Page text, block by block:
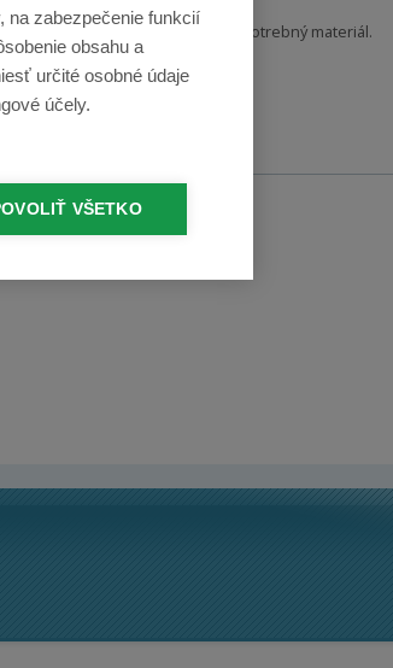
šesť mesiacov, pretože ide o spotrebný materiál.
na zabezpečenie funkcií
obsahu a
určité osobné údaje
účely.
VŠETKO